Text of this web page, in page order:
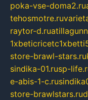
poka-vse-doma2.ru
tehosmotre.ru
raytor-d.ru
store-brawl-stars.ru
sindika-01.rusp-
e-abis-1-c.ru
store-brawlstars.ru